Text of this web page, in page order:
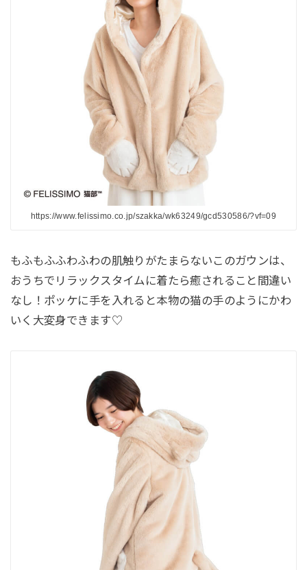
https://www.felissimo.co.jp/szakka/wk63249/gcd530586/?vf=09
もふもふふわふわの肌触りがたまらないこのガウンは、
おうちでリラックスタイムに着たら癒されること間違い
なし！ポッケに手を入れると本物の猫の手のようにかわ
いく大変身できます♡